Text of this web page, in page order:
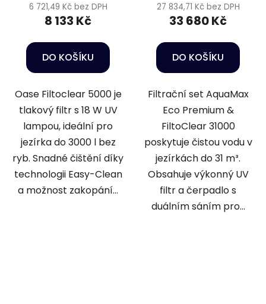
6 721,49 Kč bez DPH
8 133 Kč
DO KOŠÍKU
Oase Filtoclear 5000 je
tlakový filtr s 18 W UV
lampou, ideální pro
jezírka do 3000 l bez
ryb. Snadné čištění díky
technologii Easy-Clean
a možnost zakopání...
27 834,71 Kč bez DPH
33 680 Kč
DO KOŠÍKU
Filtrační set AquaMax
Eco Premium &
FiltoClear 31000
poskytuje čistou vodu v
jezírkách do 31 m³.
Obsahuje výkonný UV
filtr a čerpadlo s
duálním sáním pro...